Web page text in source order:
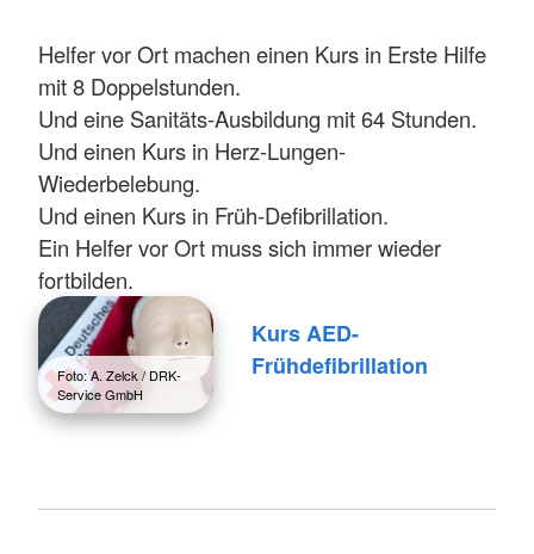
Helfer vor Ort machen einen Kurs in Erste Hilfe
mit 8 Doppelstunden.
Und eine Sanitäts-Ausbildung mit 64 Stunden.
Und einen Kurs in Herz-Lungen-
Wiederbelebung.
Und einen Kurs in Früh-Defibrillation.
Ein Helfer vor Ort muss sich immer wieder
fortbilden.
Foto: A. Zelck / DRK-
Service GmbH
Kurs AED-
Frühdefibrillation